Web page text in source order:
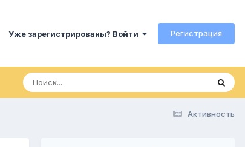
Уже зарегистрированы? Войти Регистрация
Активность